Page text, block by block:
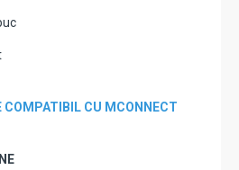
COMPATIBIL CU MCONNECT